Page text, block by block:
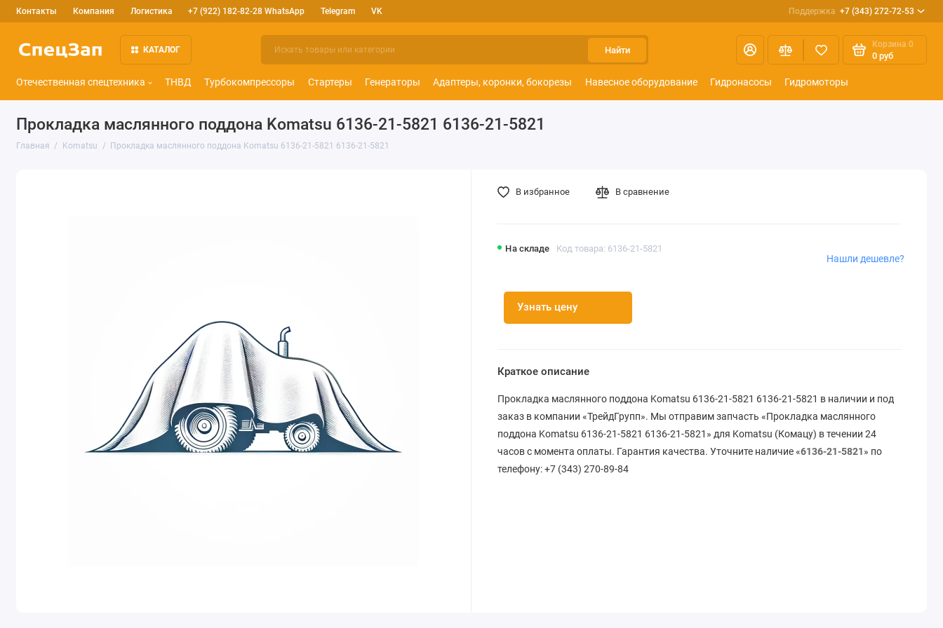
Контакты Компания Логистика +7 (922) 182-82-28 WhatsApp Telegram VK Поддержка +7 (343) 272-72-53
КАТАЛОГ Найти
Корзина 0
0 руб
Отечественная спецтехника ТНВД Турбокомпрессоры Стартеры Генераторы Адаптеры, коронки, бокорезы Навесное оборудование Гидронасосы Гидромоторы
Прокладка маслянного поддона Komatsu 6136-21-5821 6136-21-5821
Главная Komatsu Прокладка маслянного поддона Komatsu 6136-21-5821 6136-21-5821
На складе Код товара: 6136-21-5821
Узнать цену
Нашли дешевле?
В избранное В сравнение
Краткое описание
Прокладка маслянного поддона Komatsu 6136-21-5821 6136-21-5821 в наличии и под
заказ в компании «ТрейдГрупп». Мы отправим запчасть «Прокладка маслянного
поддона Komatsu 6136-21-5821 6136-21-5821» для Komatsu (Комацу) в течении 24
часов с момента оплаты. Гарантия качества. Уточните наличие «6136-21-5821» по
телефону: +7 (343) 270-89-84